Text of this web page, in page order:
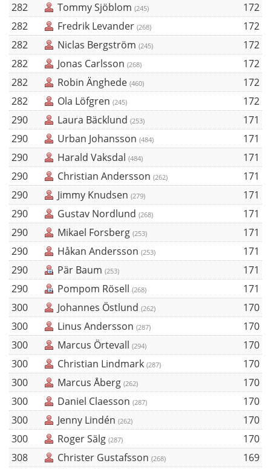
282
Tommy Sjöblom (245)
172
282
Fredrik Levander (268)
172
282
Niclas Bergström (245)
172
282
Jonas Carlsson (268)
172
282
Robin Änghede (460)
172
282
Ola Löfgren (245)
172
290
Laura Bäcklund (253)
171
290
Urban Johansson (484)
171
290
Harald Vaksdal (484)
171
290
Christian Andersson (262)
171
290
Jimmy Knudsen (279)
171
290
Gustav Nordlund (268)
171
290
Mikael Forsberg (253)
171
290
Håkan Andersson (253)
171
290
Pär Baum (253)
171
290
Pompom Rösell (268)
171
300
Johannes Östlund (262)
170
300
Linus Andersson (287)
170
300
Marcus Örtevall (294)
170
300
Christian Lindmark (287)
170
300
Marcus Åberg (262)
170
300
Daniel Claesson (287)
170
300
Jenny Lindén (262)
170
300
Roger Sälg (287)
170
308
Christer Gustafsson (268)
169